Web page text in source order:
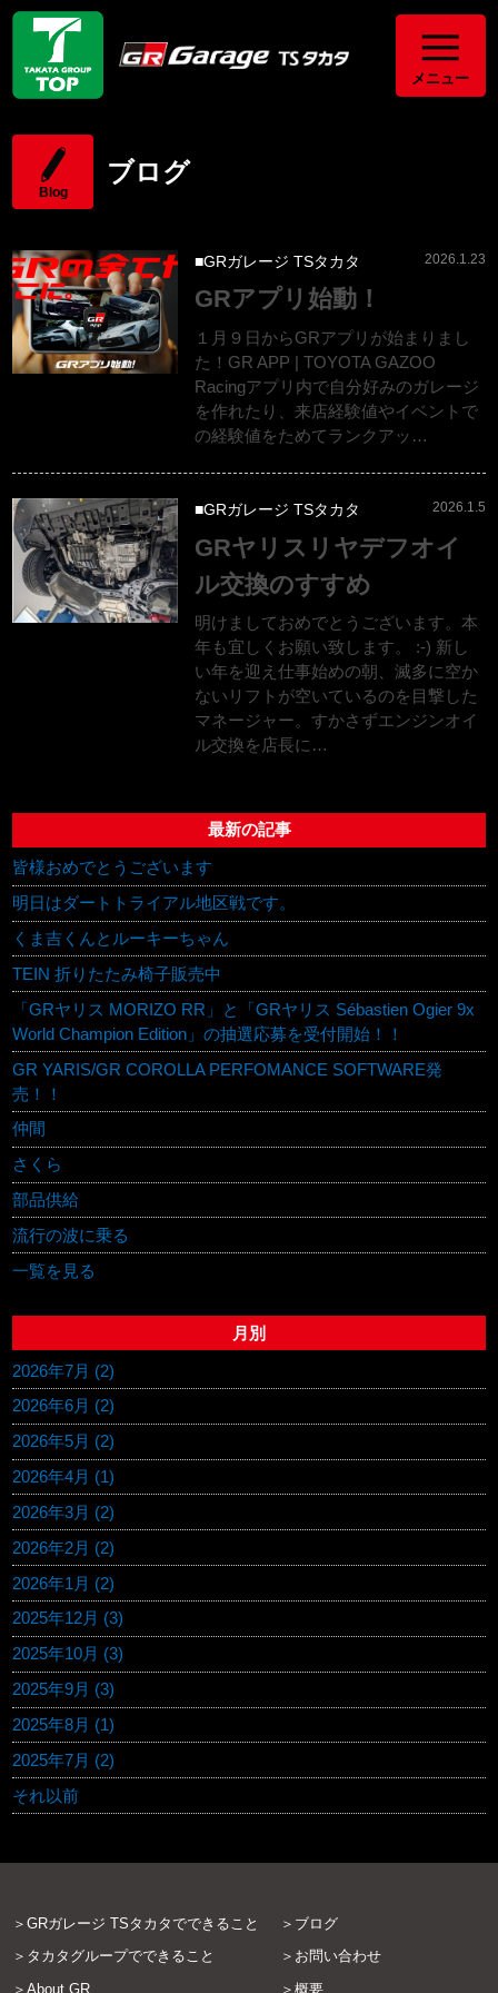
メニュー
Blog
ブログ
GRガレージ TSタカタ 2026.1.23
GRアプリ始動！
１月９日からGRアプリが始まりまし
た！GR APP | TOYOTA GAZOO
Racingアプリ内で自分好みのガレージ
を作れたり、来店経験値やイベントで
の経験値をためてランクアッ…
GRガレージ TSタカタ 2026.1.5
GRヤリスリヤデフオイ
ル交換のすすめ
明けましておめでとうございます。本
年も宜しくお願い致します。 :-) 新し
い年を迎え仕事始めの朝、滅多に空か
ないリフトが空いているのを目撃した
マネージャー。すかさずエンジンオイ
ル交換を店長に…
最新の記事
皆様おめでとうございます
明日はダートトライアル地区戦です。
くま吉くんとルーキーちゃん
TEIN 折りたたみ椅子販売中
「GRヤリス MORIZO RR」と「GRヤリス Sébastien Ogier 9x
World Champion Edition」の抽選応募を受付開始！！
GR YARIS/GR COROLLA PERFOMANCE SOFTWARE発
売！！
仲間
さくら
部品供給
流行の波に乗る
一覧を見る
月別
2026年7月 (2)
2026年6月 (2)
2026年5月 (2)
2026年4月 (1)
2026年3月 (2)
2026年2月 (2)
2026年1月 (2)
2025年12月 (3)
2025年10月 (3)
2025年9月 (3)
2025年8月 (1)
2025年7月 (2)
それ以前
GRガレージ TSタカタでできること
タカタグループでできること
About GR
ブログ
お問い合わせ
概要